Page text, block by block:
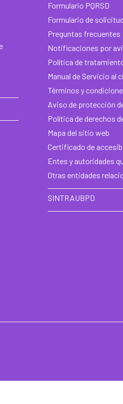
Formulario PQRSD
Formulario de
Preguntas frecuentes
Notificaciones por
Política de
Manual de Servicio al
Términos y
Aviso de protección
Política de derechos
Mapa del sitio web
Certificado de
Entes y autoridades
Otras entidades
SINTRAUBPD